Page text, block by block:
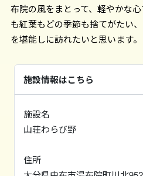
布院の風をまとって、軽やかな
も紅葉もどの季節も捨てがたい
を堪能しに訪れたいと思います。
施設情報はこちら
施設名
山荘わらび野
住所